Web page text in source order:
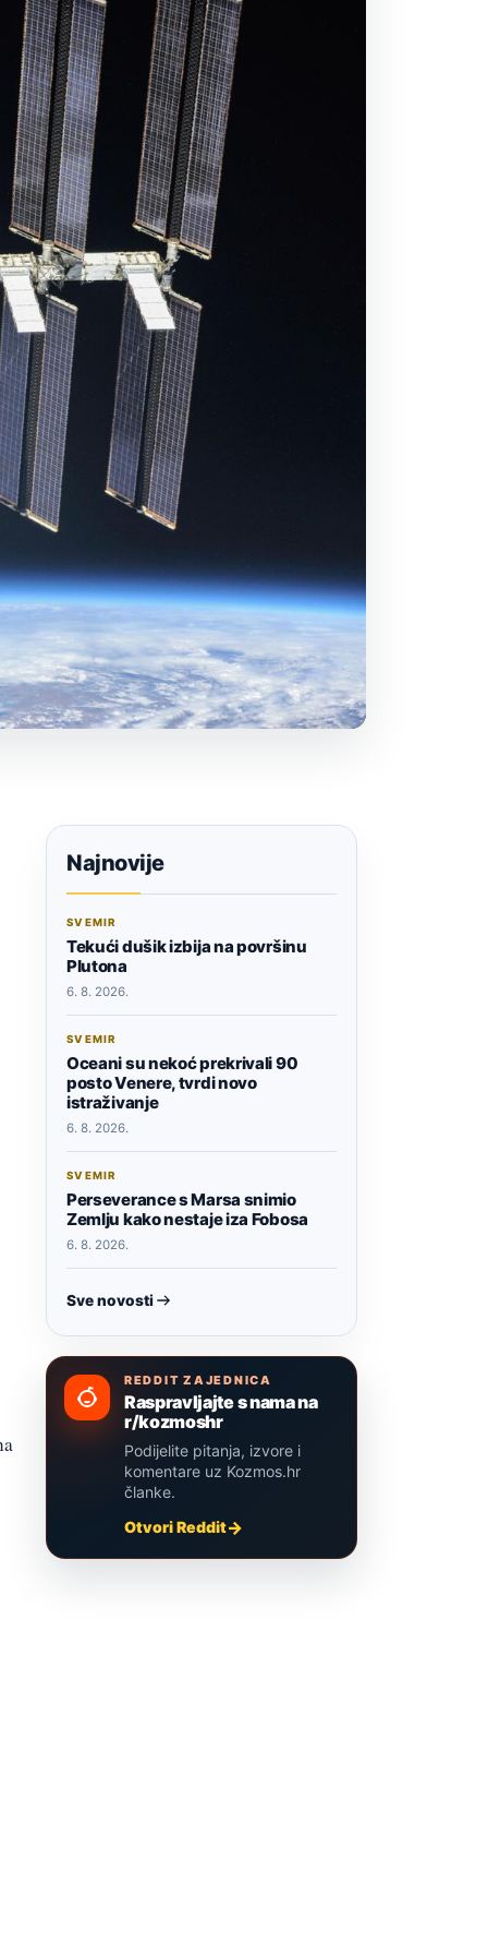
Najnovije
SVEMIR
Tekući dušik izbija na površinu
Plutona
6. 8. 2026.
SVEMIR
Oceani su nekoć prekrivali 90
posto Venere, tvrdi novo
istraživanje
6. 8. 2026.
SVEMIR
Perseverance s Marsa snimio
Zemlju kako nestaje iza Fobosa
6. 8. 2026.
Sve novosti
REDDIT ZAJEDNICA
Raspravljajte s nama na
r/kozmoshr
Podijelite pitanja, izvore i
komentare uz Kozmos.hr
članke.
Otvori Reddit